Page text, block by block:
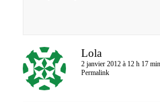
Lola
2 janvier 2012 à 12 h 17 min
Permalink